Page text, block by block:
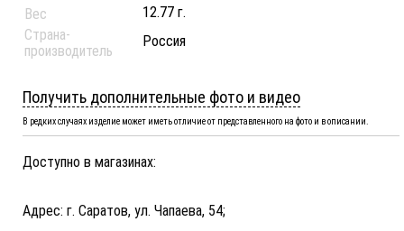
Вес
12.77 г.
Страна-
производитель
Россия
Получить дополнительные фото и видео
В редких случаях изделие может иметь отличие от представленного на фото и в описании.
Доступно в магазинах:
Адрес: г. Саратов, ул. Чапаева, 54;